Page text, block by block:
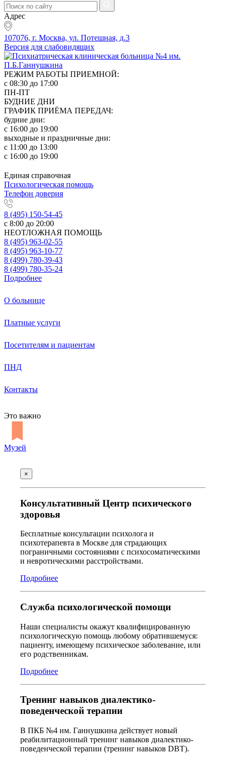
Адрес
107076, г. Москва, ул. Потешная, д.3
Версия для слабовидящих
РЕЖИМ РАБОТЫ ПРИЕМНОЙ:
с 08:30 до 17:00
ПН-ПТ
БУДНИЕ ДНИ
ГРАФИК ПРИЁМА ПЕРЕДАЧ:
будние дни:
с 16:00 до 19:00
выходные и праздничные дни:
с 11:00 до 13:00
с 16:00 до 19:00
Единая справочная
Психологическая помощь
Телефон доверия
8 (495) 150-54-45
с 8:00 до 20:00
НЕОТЛОЖНАЯ ПОМОЩЬ
8 (495) 963-02-55
8 (495) 963-10-77
8 (499) 780-39-43
8 (499) 780-35-24
Подробнее
О больнице
Платные услуги
Посетителям и пациентам
ПНД
Контакты
Это важно
Музей
×
Консультативный Центр психического
здоровья
Бесплатные консультации психолога и
психотерапевта в Москве для страдающих
пограничными состояниями с психосоматическими
и невротическими расстройствами.
Подробнее
Служба психологической помощи
Наши специалисты окажут квалифицированную
психологическую помощь любому обратившемуся:
пациенту, имеющему психическое заболевание, или
его родственникам.
Подробнее
Тренинг навыков диалектико-
поведенческой терапии
В ПКБ №4 им. Ганнушкина действует новый
реабилитационный тренинг навыков диалектико-
поведенческой терапии (тренинг навыков DBT).